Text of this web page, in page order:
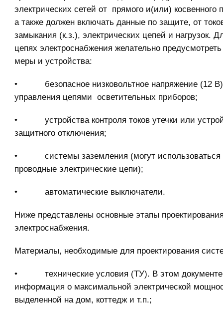
электрических сетей от прямого и(или) косвенного
а также должен включать данные по защите, от
замыкания (к.з.), электрических цепей и нагрузок.
цепях электроснабжения желательно
меры и устройства:
• безопасное низковольтное напряжение (12
управления цепями осветительных приборов;
• устройства контроля токов утечки или
защитного отключения;
• системы заземления (могут использоваться
проводные электрические цепи);
• автоматические выключатели.
Ниже представлены основные этапы
электроснабжения.
Материалы, необходимые для проектирования
• технические условия (ТУ). В этом документе
информация о максимальной электрической
выделенной на дом, коттедж и т.п.;